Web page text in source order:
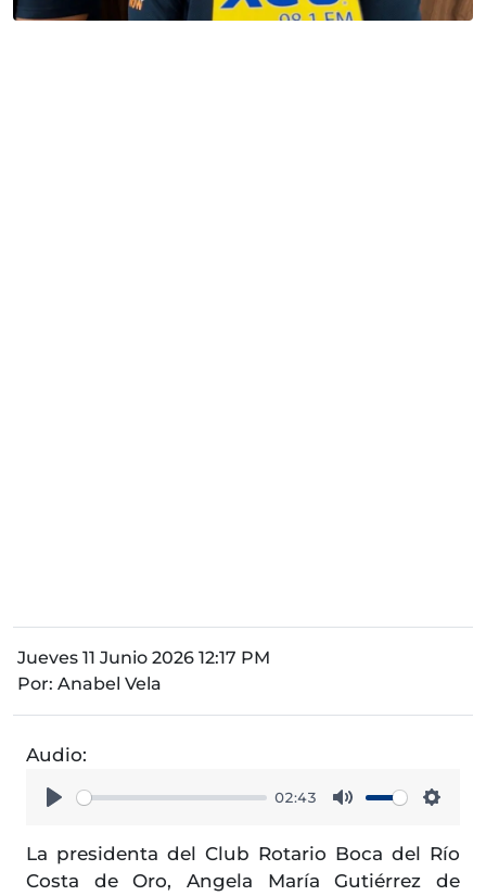
Jueves 11 Junio 2026 12:17 PM
Por: Anabel Vela
Audio:
02:43
La presidenta del Club Rotario Boca del Río
Costa de Oro, Angela María Gutiérrez de